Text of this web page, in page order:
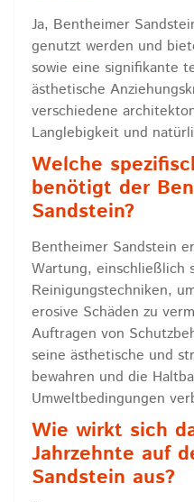
Ja, Bentheimer
genutzt werden und
sowie eine signifikante
ästhetische
verschiedene
Langlebigkeit und
Welche
benötigt der
Sandstein?
Bentheimer Sandstein
Wartung, einschließlich
Reinigungstechniken,
erosive Schäden zu
Auftragen von
seine ästhetische und
bewahren und die
Umweltbedingungen
Wie wirkt sich
Jahrzehnte auf
Sandstein aus?